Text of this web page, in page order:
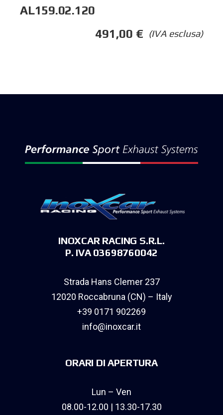
AL159.02.120
(IVA esclusa)
491,00 €
INOXCAR RACING S.R.L.
P. IVA 03698760042
Strada Hans Clemer 237
12020 Roccabruna (CN) – Italy
+39 0171 902269
info@inoxcar.it
ORARI DI APERTURA
Lun – Ven
08.00-12.00 | 13.30-17.30